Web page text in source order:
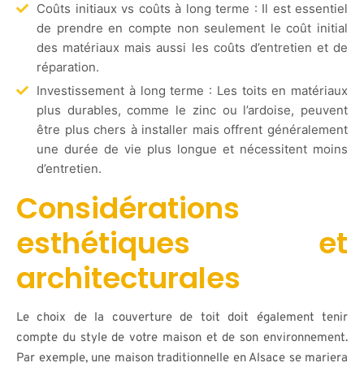
Coûts initiaux vs coûts à long terme : Il est essentiel
de prendre en compte non seulement le coût initial
des matériaux mais aussi les coûts d’entretien et de
réparation.
Investissement à long terme : Les toits en matériaux
plus durables, comme le zinc ou l’ardoise, peuvent
être plus chers à installer mais offrent généralement
une durée de vie plus longue et nécessitent moins
d’entretien.
Considérations
esthétiques et
architecturales
Le choix de la couverture de toit doit également tenir
compte du style de votre maison et de son environnement.
Par exemple, une maison traditionnelle en Alsace se mariera